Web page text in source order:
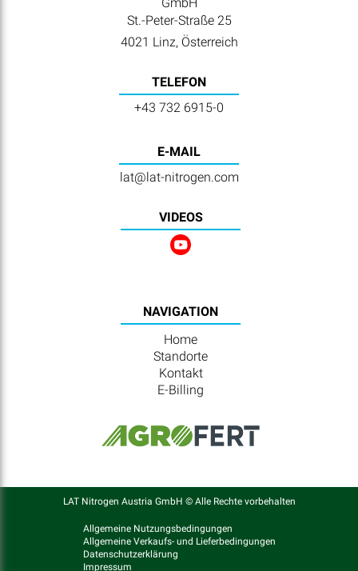
St.-Peter-Straße 25
4021 Linz, Österreich
TELEFON
+43 732 6915-0
E-MAIL
lat@lat-nitrogen.com
VIDEOS
NAVIGATION
Home
Standorte
Kontakt
E-Billing
LAT Nitrogen Austria GmbH © Alle Rechte vorbehalten
Allgemeine Nutzungsbedingungen
Allgemeine Verkaufs- und Lieferbedingungen
Datenschutzerklärung
Impressum